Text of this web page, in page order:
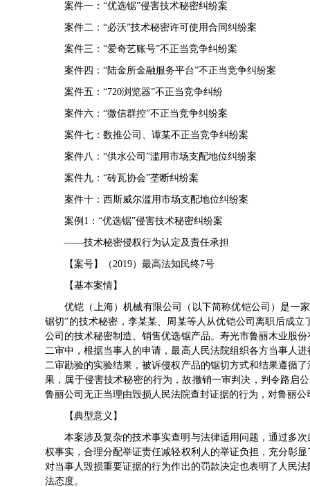
案件一：“优选锯”侵害技术秘密纠纷案
案件二：“必沃”技术秘密许可使用合同纠纷案
案件三：“爱奇艺账号”不正当竞争纠纷案
案件四：“陆金所金融服务平台”不正当竞争纠纷案
案件五：“720浏览器”不正当竞争纠纷
案件六：“微信群控”不正当竞争纠纷案
案件七：数推公司、谭某不正当竞争纠纷案
案件八：“供水公司”滥用市场支配地位纠纷案
案件九：“砖瓦协会”垄断纠纷案
案件十：西斯威尔滥用市场支配地位纠纷案
案例1：“优选锯”侵害技术秘密纠纷案
——技术秘密侵权行为认定及责任承担
【案号】（2019）最高法知民终7号
【基本案情】
优铠（上海）机械有限公司（以下简称优铠公司）是一
锯切”的技术秘密，李某某、周某等人从优铠公司离职后成
公司的技术秘密制造、销售优选锯产品。寿光市鲁丽木业股
二审中，根据当事人的申请，最高人民法院组织各方当事人
二审勘验的实验结果，被诉侵权产品的锯切方式和结果遵循
果，属于侵害技术秘密的行为，故撤销一审判决，判令路启
鲁丽公司无正当理由毁损人民法院查封证据的行为，对鲁丽公
【典型意义】
本案涉及复杂的技术事实查明与法律适用问题，通过多
权事实，合理分配举证责任减轻权利人的举证负担，充分彰
对当事人毁损重要证据的行为作出的罚款决定也表明了人民
法态度。